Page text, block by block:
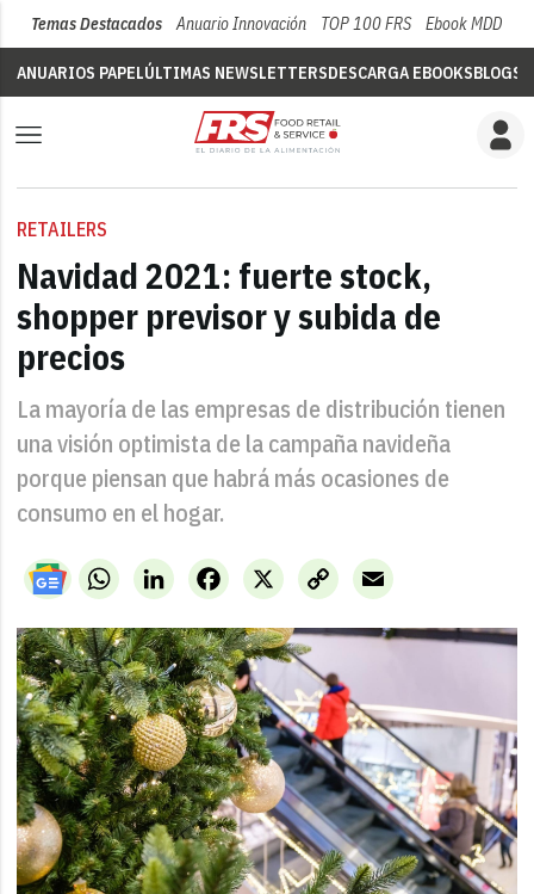
Temas Destacados Anuario Innovación TOP 100 FRS Ebook MDD
ANUARIOS PAPELÚLTIMAS NEWSLETTERSDESCARGA EBOOKSBLOGS
RETAILERS
Navidad 2021: fuerte stock,
shopper previsor y subida de
precios
La mayoría de las empresas de distribución tienen
una visión optimista de la campaña navideña
porque piensan que habrá más ocasiones de
consumo en el hogar.
WhatsAppLinkedIn X
Facebook
Copy
Link
Email